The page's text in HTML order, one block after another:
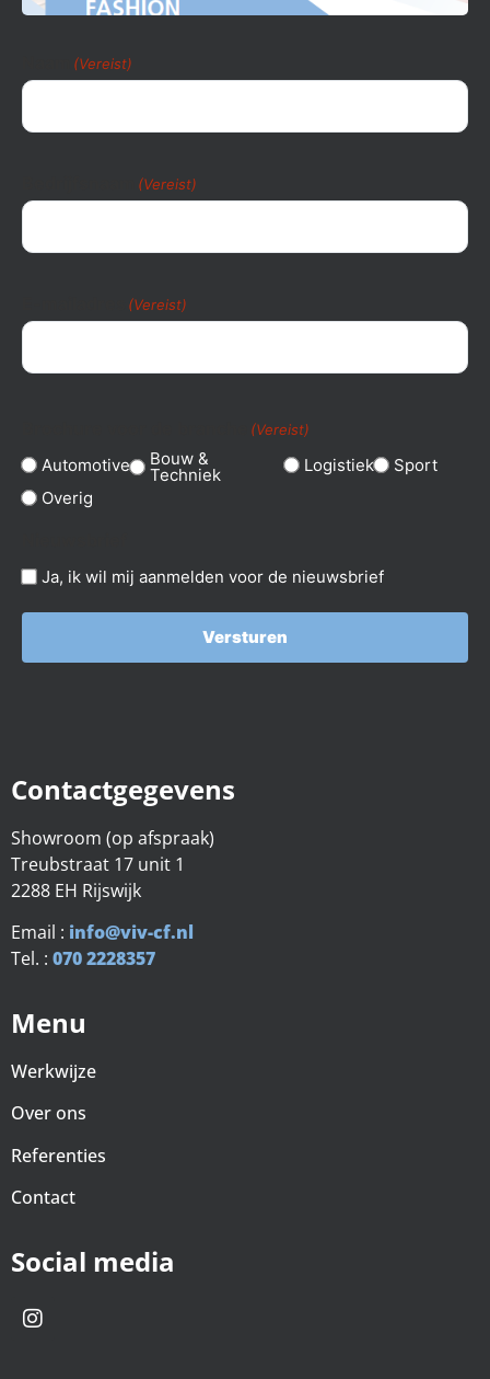
(Vereist)
(Vereist)
(Vereist)
(Vereist)
Automotive Bouw &
Techniek Logistiek
Sport
Overig
Ja, ik wil mij aanmelden voor de nieuwsbrief
Versturen
Contactgegevens
Showroom (op afspraak)
Treubstraat 17 unit 1
2288 EH Rijswijk
Email : info@viv-cf.nl
Tel. : 070 2228357
Menu
Werkwijze
Over ons
Referenties
Contact
Social media